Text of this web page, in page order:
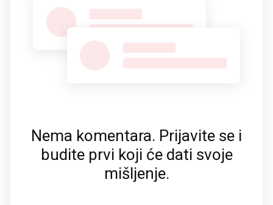
Nema komentara. Prijavite se i
budite prvi koji će dati svoje
mišljenje.